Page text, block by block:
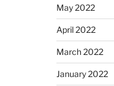
May 2022
April 2022
March 2022
January 2022